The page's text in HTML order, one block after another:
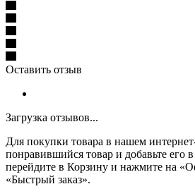
Оставить отзыв
Загрузка отзывов...
Для покупки товара в нашем
понравившийся товар и добавьте его
перейдите в Корзину и нажмите на
«Быстрый заказ».